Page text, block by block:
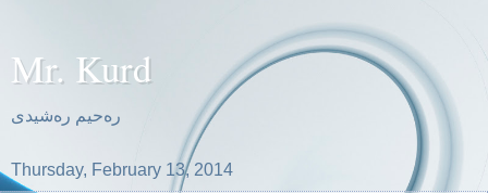
Mr. Kurd
ره‌حیم ره‌شیدی
Thursday, February 13, 2014